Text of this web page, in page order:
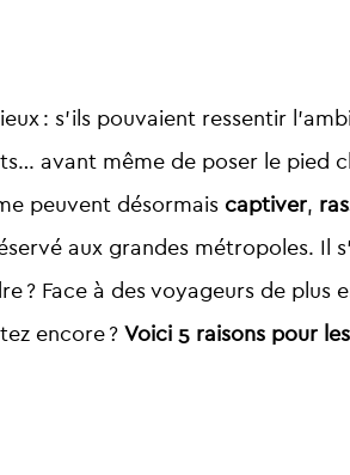
: s’ils pouvaient ressentir
avant même de poser le pied
peuvent désormais captiver,
aux grandes métropoles. Il
? Face à des voyageurs de plus
encore ? Voici 5 raisons pour